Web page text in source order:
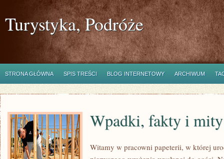
Turystyka, Podróże
STRONA GŁÓWNA SPIS TREŚCI BLOG INTERNETOWY ARCHIWUM
Wpadki, fakty i
Witamy w pracowni papeterii, w której